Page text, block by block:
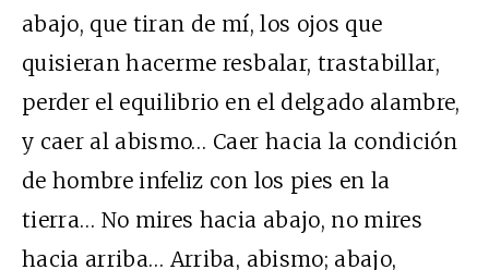
abajo, que tiran de mí, los ojos que
quisieran hacerme resbalar, trastabillar,
perder el equilibrio en el delgado alambre,
y caer al abismo… Caer hacia la condición
de hombre infeliz con los pies en la
tierra… No mires hacia abajo, no mires
hacia arriba… Arriba, abismo; abajo,